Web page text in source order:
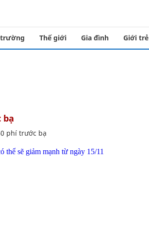
Thế giới Gia đình Giới trẻ
bạ
phí trước bạ